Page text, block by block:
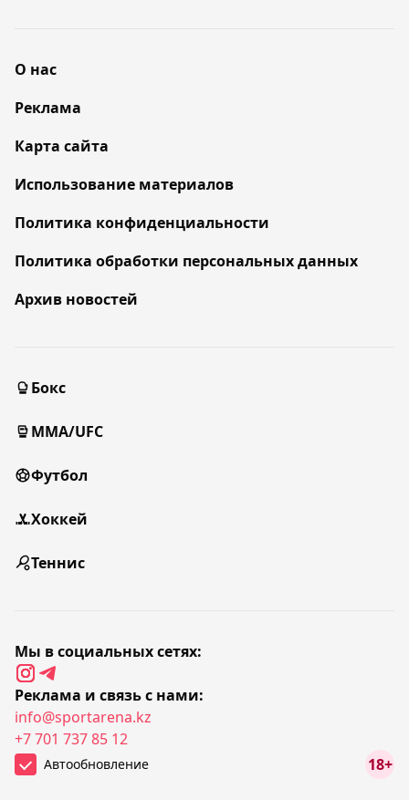
О нас
Реклама
Карта сайта
Использование материалов
Политика конфиденциальности
Политика обработки персональных данных
Архив новостей
Бокс
MMA/UFC
Футбол
Хоккей
Теннис
Мы в социальных сетях:
Реклама и связь с нами:
info@sportarena.kz
+7 701 737 85 12
Автообновление 18+